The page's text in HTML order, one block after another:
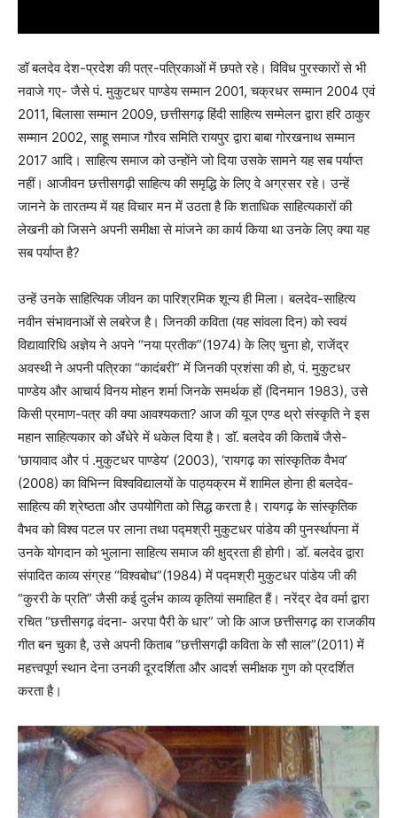
डॉ बलदेव देश-प्रदेश की पत्र-पत्रिकाओं में छपते रहे। विविध पुरस्कारों से भी
नवाजे गए- जैसे पं. मुकुटधर पाण्डेय सम्मान 2001, चक्रधर सम्मान 2004 एवं
2011, बिलासा सम्मान 2009, छत्तीसगढ़ हिंदी साहित्य सम्मेलन द्वारा हरि ठाकुर
सम्मान 2002, साहू समाज गौरव समिति रायपुर द्वारा बाबा गोरखनाथ सम्मान
2017 आदि। साहित्य समाज को उन्होंने जो दिया उसके सामने यह सब पर्याप्त
नहीं। आजीवन छत्तीसगढ़ी साहित्य की समृद्धि के लिए वे अग्रसर रहे। उन्हें
जानने के तारतम्य में यह विचार मन में उठता है कि शताधिक साहित्यकारों की
लेखनी को जिसने अपनी समीक्षा से मांजने का कार्य किया था उनके लिए क्या यह
सब पर्याप्त है?
उन्हें उनके साहित्यिक जीवन का पारिश्रमिक शून्य ही मिला। बलदेव-साहित्य
नवीन संभावनाओं से लबरेज है। जिनकी कविता (यह सांवला दिन) को स्वयं
विद्यावारिधि अज्ञेय ने अपने “नया प्रतीक”(1974) के लिए चुना हो, राजेंद्र
अवस्थी ने अपनी पत्रिका “कादंबरी” में जिनकी प्रशंसा की हो, पं. मुकुटधर
पाण्डेय और आचार्य विनय मोहन शर्मा जिनके समर्थक हों (दिनमान 1983), उसे
किसी प्रमाण-पत्र की क्या आवश्यकता? आज की यूज एण्ड थ्रो संस्कृति ने इस
महान साहित्यकार को ॲंधेरे में धकेल दिया है। डाॅ. बलदेव की किताबें जैसे-
‘छायावाद और पं .मुकुटधर पाण्डेय’ (2003), ‘रायगढ़ का सांस्कृतिक वैभव’
(2008) का विभिन्न विश्वविद्यालयों के पाठ्यक्रम में शामिल होना ही बलदेव-
साहित्य की श्रेष्ठता और उपयोगिता को सिद्ध करता है। रायगढ़ के सांस्कृतिक
वैभव को विश्व पटल पर लाना तथा पद्मश्री मुकुटधर पांडेय की पुनर्स्थापना में
उनके योगदान को भुलाना साहित्य समाज की क्षुद्रता ही होगी। डॉ. बलदेव द्वारा
संपादित काव्य संग्रह “विश्वबोध”(1984) में पद्मश्री मुकुटधर पांडेय जी की
“कुररी के प्रति” जैसी कई दुर्लभ काव्य कृतियां समाहित हैं। नरेंद्र देव वर्मा द्वारा
रचित “छत्तीसगढ़ वंदना- अरपा पैरी के धार” जो कि आज छत्तीसगढ़ का राजकीय
गीत बन चुका है, उसे अपनी किताब “छत्तीसगढ़ी कविता के सौ साल”(2011) में
महत्त्वपूर्ण स्थान देना उनकी दूरदर्शिता और आदर्श समीक्षक गुण को प्रदर्शित
करता है।